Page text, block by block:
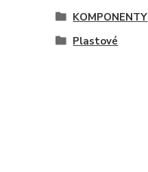
KOMPONENTY
Plastové